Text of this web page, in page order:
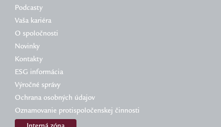
Podcasty
Vaša kariéra
O spoločnosti
Novinky
Kontakty
ESG informácia
Výročné správy
Ochrana osobných údajov
Oznamovanie protispoločenskej činnosti